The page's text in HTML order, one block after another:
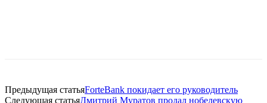
Предыдущая статьяForteBank покидает его руководитель
Следующая статьяДмитрий Муратов продал нобелевскую